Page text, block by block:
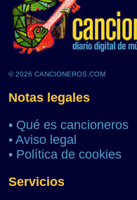
© 2026 CANCIONEROS.COM
Notas legales
• Qué es cancioneros
• Aviso legal
• Política de cookies
Servicios